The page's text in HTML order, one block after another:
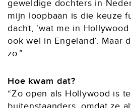
geweldige dochters in
mijn loopbaan is die keuze
dacht, ‘wat me in
ook wel in Engeland’. Maar
zo.”
Hoe kwam dat?
“Zo open als Hollywood is